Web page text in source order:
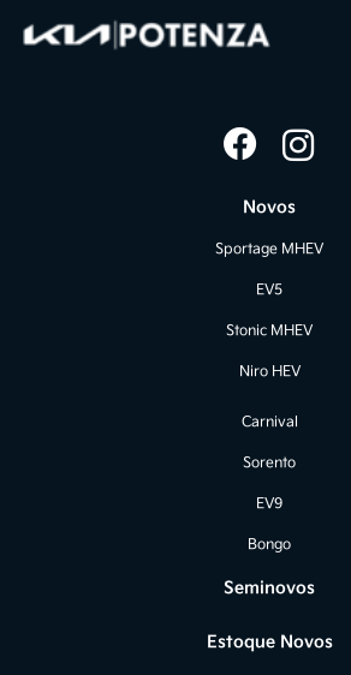
Novos
Sportage MHEV
EV5
Stonic MHEV
Niro HEV
Carnival
Sorento
EV9
Bongo
Seminovos
Estoque Novos